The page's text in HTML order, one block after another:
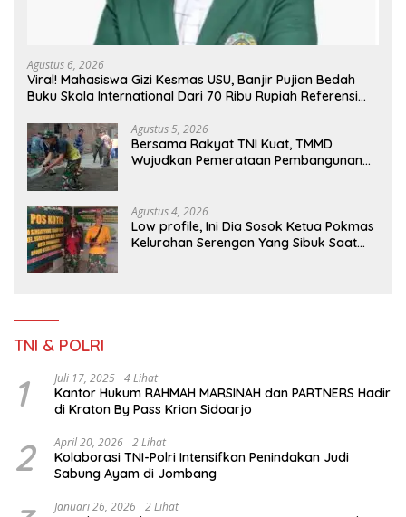
Agustus 6, 2026
Viral! Mahasiswa Gizi Kesmas USU, Banjir Pujian Bedah
Buku Skala International Dari 70 Ribu Rupiah Referensi
Agustus 5, 2026
Bersama Rakyat TNI Kuat, TMMD
Wujudkan Pemerataan Pembangunan
Agustus 4, 2026
Low profile, Ini Dia Sosok Ketua Pokmas
Kelurahan Serengan Yang Sibuk Saat
TNI & POLRI
1 Juli 17, 2025 4 Lihat
Kantor Hukum RAHMAH MARSINAH dan PARTNERS Hadir
di Kraton By Pass Krian Sidoarjo
2 April 20, 2026 2 Lihat
Kolaborasi TNI-Polri Intensifkan Penindakan Judi
Sabung Ayam di Jombang
Januari 26, 2026 2 Lihat